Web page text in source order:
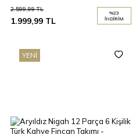
2.599,99TL
1.999,99 TL
%23
İNDIRIM
YENI